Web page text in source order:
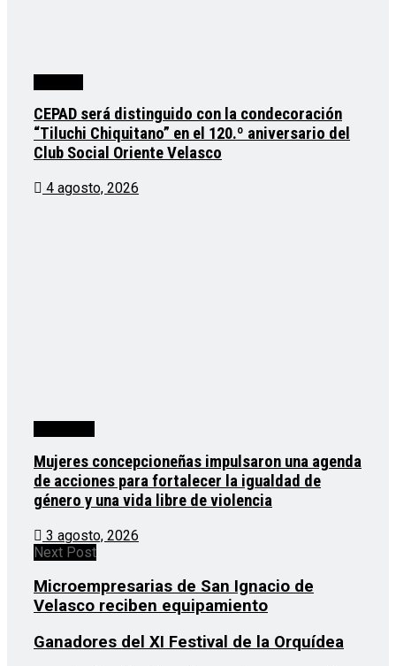
CEPAD será distinguido con la condecoración
“Tiluchi Chiquitano” en el 120.º aniversario del
Club Social Oriente Velasco
4 agosto, 2026
Mujeres concepcioneñas impulsaron una agenda
de acciones para fortalecer la igualdad de
género y una vida libre de violencia
3 agosto, 2026
Next Post
Microempresarias de San Ignacio de
Velasco reciben equipamiento
Ganadores del XI Festival de la Orquídea